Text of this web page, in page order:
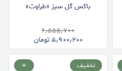
باکس گل سبز «طراوت»
۶٫۵۵۵٫۷۰۰
۵٫۹۰۰٫۲۰۰تومان
تخفیف